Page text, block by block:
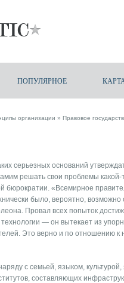
ПОПУЛЯРНОЕ
организации » Правовое
серьезных осно­ваний
решать свои проблемы какой-
бюрократии. «Всемирное
было, вероятно, возможно
Провал всех попыток
— он выте­кает из
Это верно и по отношению
с семьей, язы­ком,
составляющих